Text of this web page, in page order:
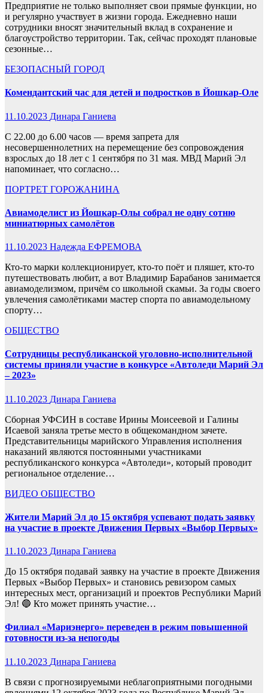
Предприятие не только выполняет свои прямые функции, но
и регулярно участвует в жизни города. Ежедневно наши
сотрудники вносят значительный вклад в сохранение и
благоустройство территории. Так, сейчас проходят плановые
сезонные…
БЕЗОПАСНЫЙ ГОРОД
Комендантский час для детей и подростков в Йошкар-Оле
11.10.2023 Динара Ганиева
С 22.00 до 6.00 часов — время запрета для
несовершеннолетних на перемещение без сопровождения
взрослых до 18 лет с 1 сентября по 31 мая. МВД Марий Эл
напоминает, что согласно…
ПОРТРЕТ ГОРОЖАНИНА
Авиамоделист из Йошкар-Олы собрал не одну сотню
миниатюрных самолётов
11.10.2023 Надежда ЕФРЕМОВА
Кто-то марки коллекционирует, кто-то поёт и пляшет, кто-то
путешествовать любит, а вот Владимир Барабанов занимается
авиамоделизмом, причём со школьной скамьи. За годы своего
увлечения самолётиками мастер спорта по авиамодельному
спорту…
ОБЩЕСТВО
Сотрудницы республиканской уголовно-исполнительной
системы приняли участие в конкурсе «Автоледи Марий Эл
– 2023»
11.10.2023 Динара Ганиева
Сборная УФСИН в составе Ирины Моисеевой и Галины
Исаевой заняла третье место в общекомандном зачете.
Представительницы марийского Управления исполнения
наказаний являются постоянными участниками
республиканского конкурса «Автоледи», который проводит
региональное отделение…
ВИДЕО ОБЩЕСТВО
Жители Марий Эл до 15 октября успевают подать заявку
на участие в проекте Движения Первых «Выбор Первых»
11.10.2023 Динара Ганиева
До 15 октября подавай заявку на участие в проекте Движения
Первых «Выбор Первых» и становись ревизором самых
интересных мест, организаций и проектов Республики Марий
Эл! 🔵 Кто может принять участие…
Филиал «Мариэнерго» переведен в режим повышенной
готовности из-за непогоды
11.10.2023 Динара Ганиева
В связи с прогнозируемыми неблагоприятными погодными